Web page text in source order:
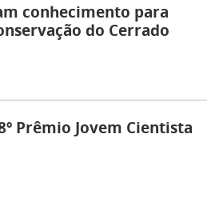
conhecimento para
do Cerrado
Prêmio Jovem Cientista